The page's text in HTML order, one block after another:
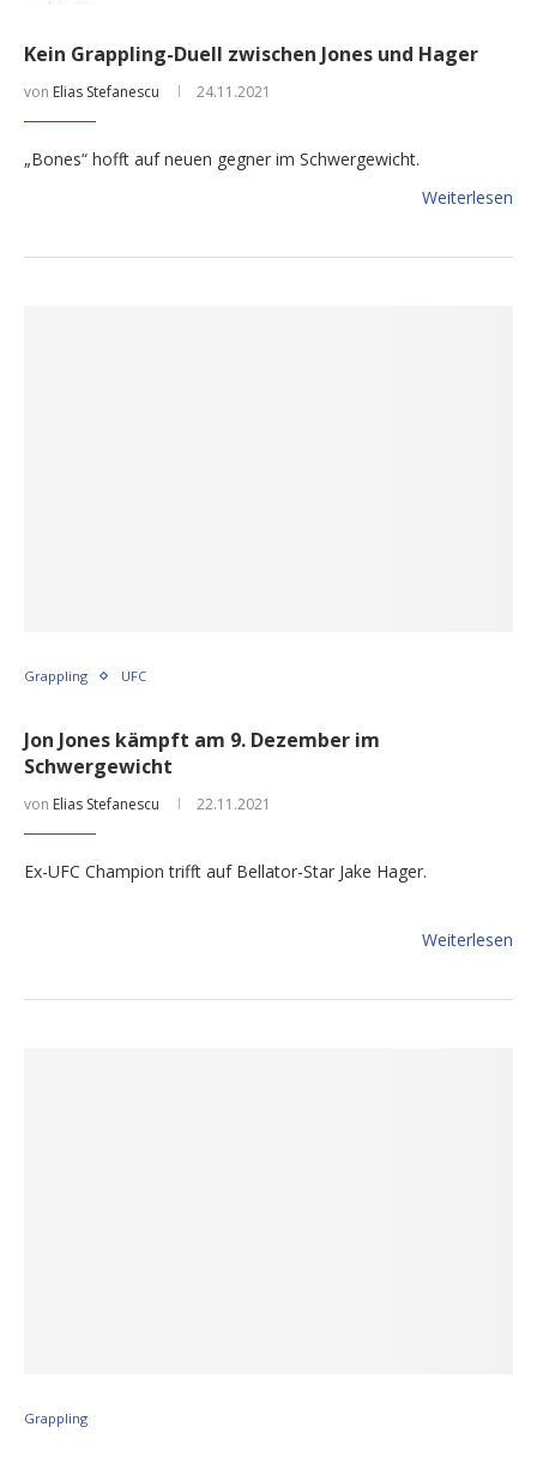
Kein Grappling-Duell zwischen Jones und Hager
von Elias Stefanescu 24.11.2021
„Bones“ hofft auf neuen gegner im Schwergewicht.
Weiterlesen
Grappling UFC
Jon Jones kämpft am 9. Dezember im
Schwergewicht
von Elias Stefanescu 22.11.2021
Ex-UFC Champion trifft auf Bellator-Star Jake Hager.
Weiterlesen
Grappling